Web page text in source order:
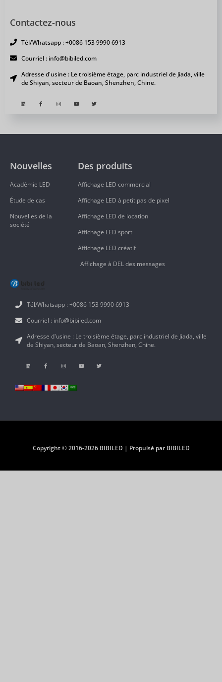
Contactez-nous
Tél/Whatsapp : +0086 153 9990 6913
Courriel : info@bibiled.com
Adresse d'usine : Le troisième étage, parc industriel de Jiada, ville
de Shiyan, secteur de Baoan, Shenzhen, Chine.
Tél/Whatsapp : +0086 153 9990 6913
Courriel : info@bibiled.com
Adresse d'usine : Le troisième étage, parc industriel de Jiada, ville
de Shiyan, secteur de Baoan, Shenzhen, Chine.
Des produits
Affichage LED commercial
Affichage LED à petit pas de pixel
Affichage LED de location
Affichage LED sport
Affichage LED créatif
Affichage à DEL des messages
Nouvelles
Académie LED
Étude de cas
Nouvelles de la
société
Copyright © 2016-2026 BIBILED | Propulsé par BIBILED